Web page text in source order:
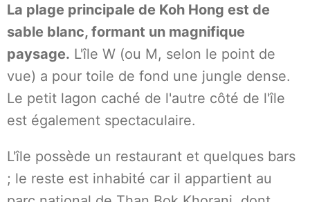
La plage principale de Koh Hong est de
sable blanc, formant un magnifique
paysage. L'île W (ou M, selon le point de
vue) a pour toile de fond une jungle dense.
Le petit lagon caché de l'autre côté de l'île
est également spectaculaire.
L'île possède un restaurant et quelques bars
; le reste est inhabité car il appartient au